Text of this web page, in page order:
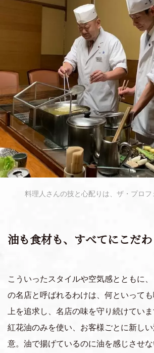
料理人さんの技と心配りは、ザ・プロフ
油も食材も、すべてにこだ
こういったスタイルや空気感とともに
の名店と呼ばれるわけは、何といって
上を追求し、名店の味を守り続けてい
紅花油のみを使い、お客様ごとに新し
意。油で揚げているのに油を感じさせな